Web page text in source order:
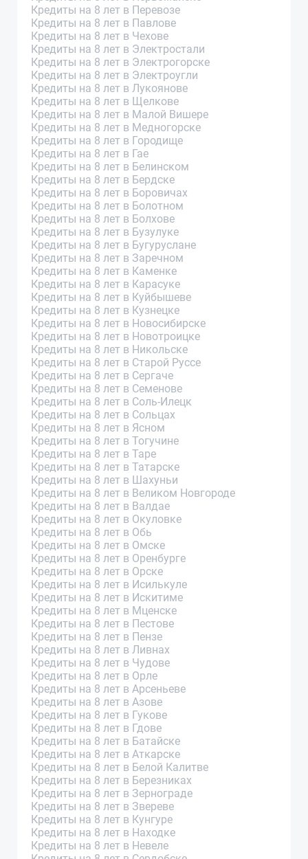
Кредиты на 8 лет в Перевозе
Кредиты на 8 лет в Павлове
Кредиты на 8 лет в Чехове
Кредиты на 8 лет в Электростали
Кредиты на 8 лет в Электрогорске
Кредиты на 8 лет в Электроугли
Кредиты на 8 лет в Лукоянове
Кредиты на 8 лет в Щелкове
Кредиты на 8 лет в Малой Вишере
Кредиты на 8 лет в Медногорске
Кредиты на 8 лет в Городище
Кредиты на 8 лет в Гае
Кредиты на 8 лет в Белинском
Кредиты на 8 лет в Бердске
Кредиты на 8 лет в Боровичах
Кредиты на 8 лет в Болотном
Кредиты на 8 лет в Болхове
Кредиты на 8 лет в Бузулуке
Кредиты на 8 лет в Бугуруслане
Кредиты на 8 лет в Заречном
Кредиты на 8 лет в Каменке
Кредиты на 8 лет в Карасуке
Кредиты на 8 лет в Куйбышеве
Кредиты на 8 лет в Кузнецке
Кредиты на 8 лет в Новосибирске
Кредиты на 8 лет в Новотроицке
Кредиты на 8 лет в Никольске
Кредиты на 8 лет в Старой Руссе
Кредиты на 8 лет в Сергаче
Кредиты на 8 лет в Семенове
Кредиты на 8 лет в Соль-Илецк
Кредиты на 8 лет в Сольцах
Кредиты на 8 лет в Ясном
Кредиты на 8 лет в Тогучине
Кредиты на 8 лет в Таре
Кредиты на 8 лет в Татарске
Кредиты на 8 лет в Шахуньи
Кредиты на 8 лет в Великом Новгороде
Кредиты на 8 лет в Валдае
Кредиты на 8 лет в Окуловке
Кредиты на 8 лет в Обь
Кредиты на 8 лет в Омске
Кредиты на 8 лет в Оренбурге
Кредиты на 8 лет в Орске
Кредиты на 8 лет в Исилькуле
Кредиты на 8 лет в Искитиме
Кредиты на 8 лет в Мценске
Кредиты на 8 лет в Пестове
Кредиты на 8 лет в Пензе
Кредиты на 8 лет в Ливнах
Кредиты на 8 лет в Чудове
Кредиты на 8 лет в Орле
Кредиты на 8 лет в Арсеньеве
Кредиты на 8 лет в Азове
Кредиты на 8 лет в Гукове
Кредиты на 8 лет в Гдове
Кредиты на 8 лет в Батайске
Кредиты на 8 лет в Аткарске
Кредиты на 8 лет в Белой Калитве
Кредиты на 8 лет в Березниках
Кредиты на 8 лет в Зернограде
Кредиты на 8 лет в Звереве
Кредиты на 8 лет в Кунгуре
Кредиты на 8 лет в Находке
Кредиты на 8 лет в Невеле